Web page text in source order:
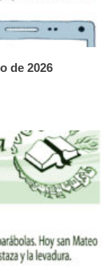
de 2026